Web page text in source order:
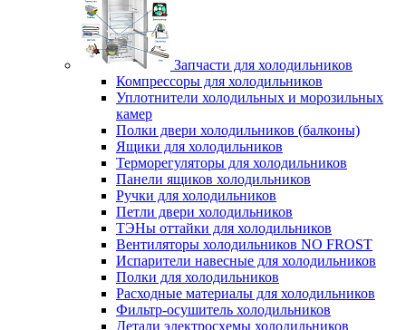
Запчасти для холодильников
Компрессоры для холодильников
Уплотнители холодильных и морозильных
камер
Полки двери холодильников (балконы)
Ящики для холодильников
Терморегуляторы для холодильников
Панели ящиков холодильников
Ручки для холодильников
Петли двери холодильников
ТЭНы оттайки для холодильников
Вентиляторы холодильников NO FROST
Испарители навесные для холодильников
Полки для холодильников
Расходные материалы для холодильников
Фильтр-осушитель холодильников
Детали электросхемы холодильников